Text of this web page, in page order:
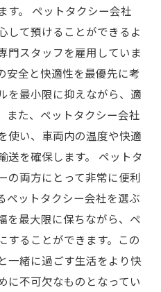
す。 ペットタクシー会社
して預けることができるよ
門スタッフを雇用していま
安全と快適性を最優先に考
を最小限に抑えながら、適
また、ペットタクシー会社
使い、車両内の温度や快適
送を確保します。 ペットタ
の両方にとって非常に便利
ペットタクシー会社を選ぶ
を最大限に保ちながら、ペ
することができます。この
一緒に過ごす生活をより快
に不可欠なものとなってい